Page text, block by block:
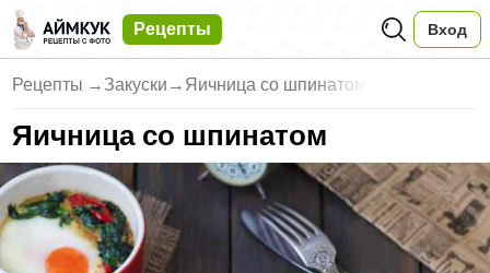
Рецепты Вход
Рецепты → Закуски → Яичница со шпинатом
Яичница со шпинатом